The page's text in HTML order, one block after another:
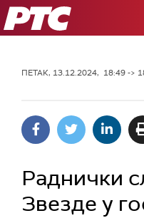
РТС
ПЕТАК, 13.12.2024, 18:49 ->
Раднички
Звезде у